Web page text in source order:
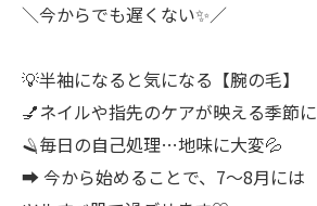
⁠＼今からでも遅くない✨／
💡半袖になると気になる【腕の毛】
💅ネイルや指先のケアが映える季節に
🪒毎日の自己処理…地味に大変💦
➡ 今から始めることで、7〜8月には